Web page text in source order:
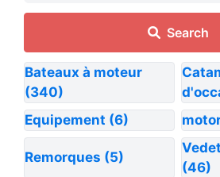
Search
Bateaux à moteur
(340)
Equipement (6)
Remorques (5)
(46)